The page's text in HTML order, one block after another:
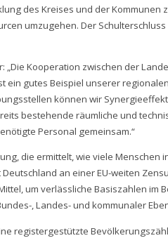
des Kreises und der Kommunen
umzugehen. Der
„Die Kooperation zwischen der
ein gutes Beispiel unserer
können wir
bestehende räumliche und
Personal gemeinsam.“
die ermittelt, wie viele Menschen
an einer EU-weiten
um verlässliche Basiszahlen im
, Landes- und kommunaler
registergestützte